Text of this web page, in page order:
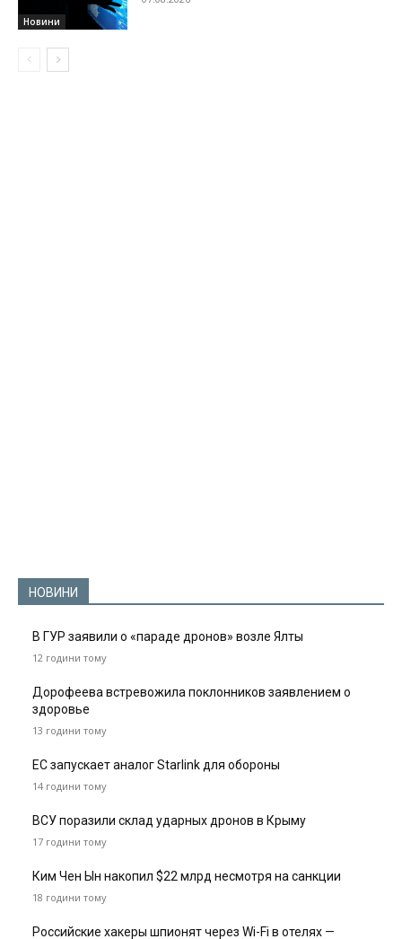
Новини
НОВИНИ
В ГУР заявили о «параде дронов» возле Ялты
12 години тому
Дорофеева встревожила поклонников заявлением о
здоровье
13 години тому
ЕС запускает аналог Starlink для обороны
14 години тому
ВСУ поразили склад ударных дронов в Крыму
17 години тому
Ким Чен Ын накопил $22 млрд несмотря на санкции
18 години тому
Российские хакеры шпионят через Wi-Fi в отелях —